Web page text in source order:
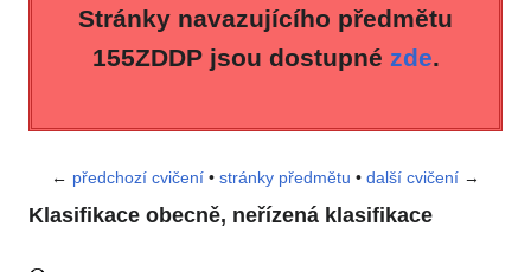
Stránky navazujícího předmětu
155ZDDP jsou dostupné zde.
← předchozí cvičení • stránky předmětu • další cvičení →
Klasifikace obecně, neřízená klasifikace